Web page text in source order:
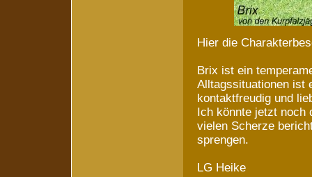
Hier die
Brix ist ein
Alltagssituationen ist
kontaktfreudig und
Ich könnte jetzt noch
vielen Scherze
sprengen.
LG Heike